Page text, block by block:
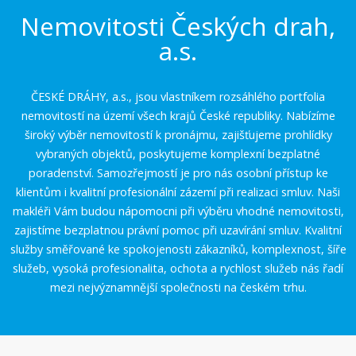
Nemovitosti Českých drah,
a.s.
ČESKÉ DRÁHY, a.s., jsou vlastníkem rozsáhlého portfolia
nemovitostí na území všech krajů České republiky. Nabízíme
široký výběr nemovitostí k pronájmu, zajišťujeme prohlídky
vybraných objektů, poskytujeme komplexní bezplatné
poradenství. Samozřejmostí je pro nás osobní přístup ke
klientům i kvalitní profesionální zázemí při realizaci smluv. Naši
makléři Vám budou nápomocni při výběru vhodné nemovitosti,
zajistíme bezplatnou právní pomoc při uzavírání smluv. Kvalitní
služby směřované ke spokojenosti zákazníků, komplexnost, šíře
služeb, vysoká profesionalita, ochota a rychlost služeb nás řadí
mezi nejvýznamnější společnosti na českém trhu.